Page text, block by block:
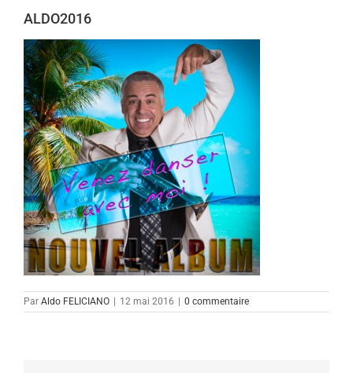
ALDO2016
Par Aldo FELICIANO | 12 mai 2016 | 0 commentaire